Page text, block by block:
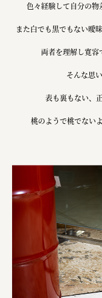
株式会社ロッテ
ourselves
一般財団法人 伝
株式会社池田泉
岡野バルブ製造
株式会社ふくや
有限会社 丸久商店
株式会社イソガイ
インターステ
キッコーマン食
住友化学株式会社
株式会社リビタ
色々経験して自分の物
また白でも黒でもない曖
両者を理解し寛容
そんな思
表も裏もない、
桃のようで桃でない